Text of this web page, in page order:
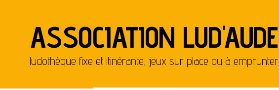
ASSOCIATION LUD'AUDE
ludothèque fixe et itinérante, jeux sur place ou à emprunter